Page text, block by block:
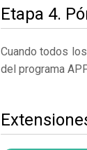
Etapa 4.
Cuando todos
del programa